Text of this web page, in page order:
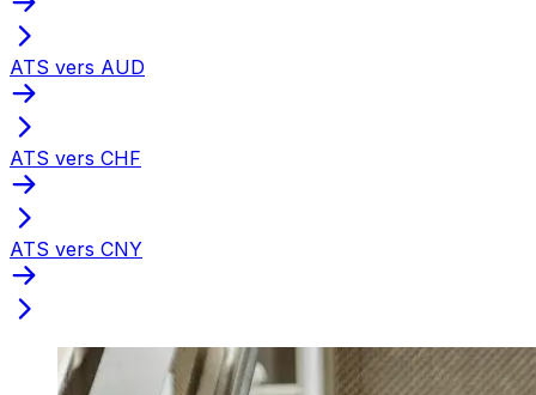
ATS vers AUD
ATS vers CHF
ATS vers CNY